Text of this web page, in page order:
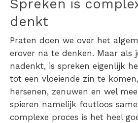
Spreken is
denkt
Praten doen we over het
erover na te denken. Maar als
nadenkt, is spreken eigenlijk
tot een vloeiende zin te
hersenen, zenuwen en wel
spieren namelijk foutloos
complexe proces is het heel